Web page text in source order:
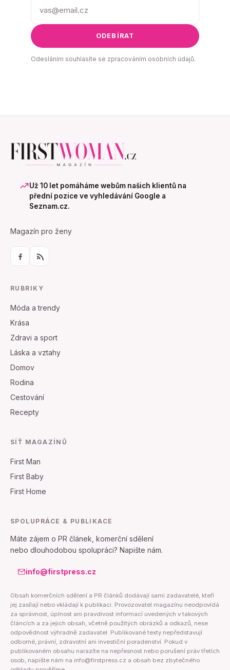
ODEBÍRAT
Odesláním souhlasíte se zpracováním osobních údajů.
Už 10 let pomáháme webům našich klientů na
přední pozice ve vyhledávání Google a
Seznam.cz.
Magazín pro ženy
RUBRIKY
Móda a trendy
Krása
Zdravi a sport
Láska a vztahy
Domov
Rodina
Cestování
Recepty
SÍŤ MAGAZÍNŮ
First Man
First Baby
First Home
SPOLUPRÁCE & PUBLIKACE
Máte zájem o PR článek, komerční sdělení
nebo dlouhodobou spolupráci? Napište nám.
info@firstpress.cz
Obsah komerčních sdělení a PR článků dodávají sami zadavatelé, kteří
jej zasílají nebo vkládají k publikaci. Provozovatel magazínu neodpovídá
za správnost, úplnost ani pravdivost informací uvedených v takových
článcích a za jejich obsah, včetně použitých obrázků a odkazů, nese
odpovědnost výhradně zadavatel. Publikované texty nepředstavují
odborné, právní, zdravotní ani investiční poradenství. Pokud v
publikovaném obsahu narazíte na nepřesnost nebo porušení práv třetích
osob, napište nám na info@firstpress.cz a obsah bez zbytečného